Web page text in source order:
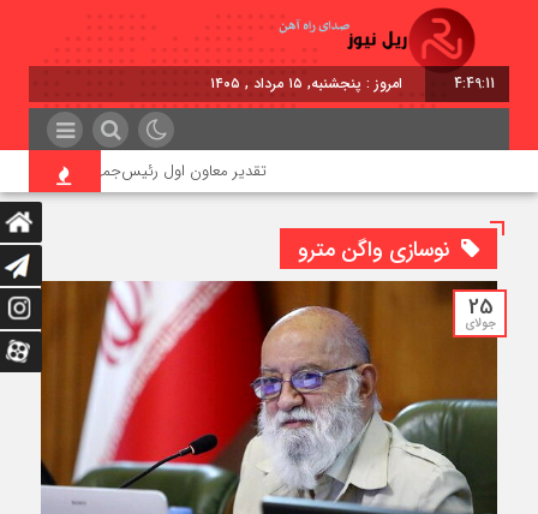
4:49:12 امروز : پنجشنبه, ۱۵ مرداد , ۱۴۰۵
تقدیر معاون اول رئیس‌جمهور از مدیرعامل
نوسازی واگن مترو
25
جولای